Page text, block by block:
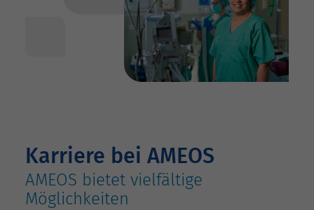
Karriere bei AMEOS
AMEOS bietet vielfältige
Möglichkeiten